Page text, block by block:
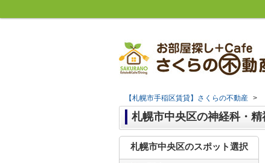
【札幌市手稲区賃貸】さくらの不動産 >
札幌市中央区の神経科・精
札幌市中央区のスポット選択